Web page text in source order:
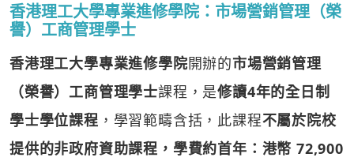
香港理工大學專業進修學院：市場營銷管理（榮
譽）工商管理學士
香港理工大學專業進修學院開辦的市場營銷管理
（榮譽）工商管理學士課程，是修讀4年的全日制
學士學位課程 ，學習範疇含括 ，此課程不屬於院校
提供的非政府資助課程，學費約首年：港幣 72,900